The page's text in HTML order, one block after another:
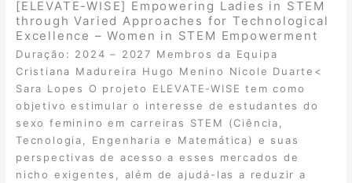
[ELEVATE-WISE] Empowering Ladies in STEM
through Varied Approaches for Technological
Excellence – Women in STEM Empowerment
Duração: 2024 – 2027 Membros da Equipa
Cristiana Madureira Hugo Menino Nicole Duarte<
Sara Lopes O projeto ELEVATE-WISE tem como
objetivo estimular o interesse de estudantes do
sexo feminino em carreiras STEM (Ciência,
Tecnologia, Engenharia e Matemática) e suas
perspectivas de acesso a esses mercados de
nicho exigentes, além de ajudá-las a reduzir a